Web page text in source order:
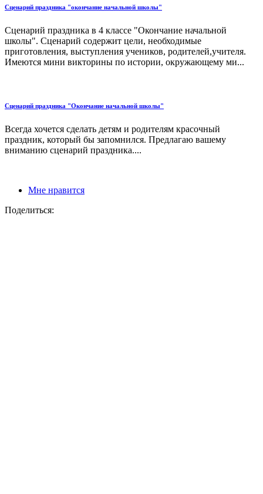
Сценарий праздника "окончание начальной школы"
Сценарий праздника в 4 классе "Окончание начальной
школы". Сценарий содержит цели, необходимые
приготовления, выступления учеников, родителей,учителя.
Имеются мини викторины по истории, окружающему ми...
Сценарий праздника "Окончание начальной школы"
Всегда хочется сделать детям и родителям красочный
праздник, который бы запомнился. Предлагаю вашему
вниманию сценарий праздника....
Мне нравится
Поделиться: